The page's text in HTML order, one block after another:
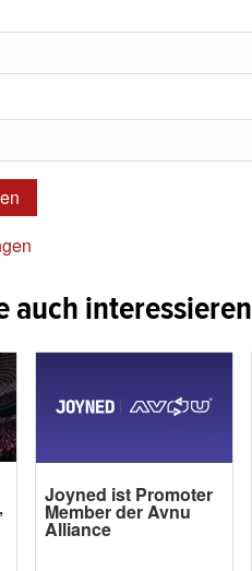
auch interessieren
Joyned ist Promoter
Member der Avnu
Alliance